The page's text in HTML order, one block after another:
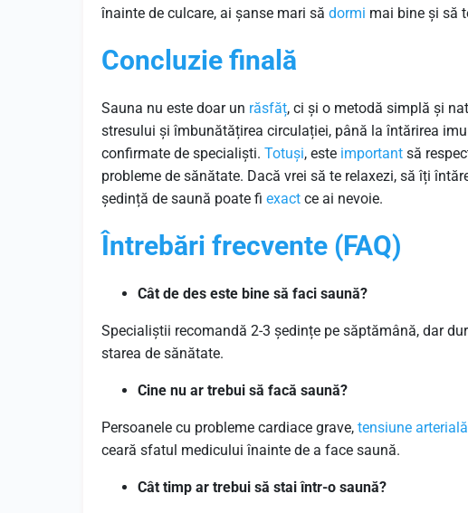
înainte de culcare, ai șanse mari să dormi mai bine și să
Concluzie finală
Sauna nu este doar un răsfăț, ci și o metodă simplă și
stresului și îmbunătățirea circulației, până la întărirea
confirmate de specialiști. Totuși, este important să
probleme de sănătate. Dacă vrei să te relaxezi, să îți
ședință de saună poate fi exact ce ai nevoie.
Întrebări frecvente (FAQ)
Cât de des este bine să faci saună?
Specialiștii recomandă 2-3 ședințe pe săptămână, dar
starea de sănătate.
Cine nu ar trebui să facă saună?
Persoanele cu probleme cardiace grave, tensiune arterială
ceară sfatul medicului înainte de a face saună.
Cât timp ar trebui să stai într-o saună?